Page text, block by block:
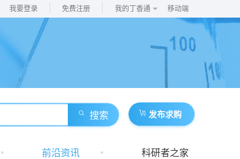
我要登录 免费注册 我的丁香通 移动端
搜索 发布求购
前沿资讯 科研者之家